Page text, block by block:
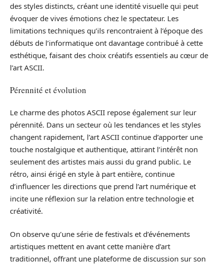
des styles distincts, créant une identité visuelle qui peut
évoquer de vives émotions chez le spectateur. Les
limitations techniques qu’ils rencontraient à l’époque des
débuts de l’informatique ont davantage contribué à cette
esthétique, faisant des choix créatifs essentiels au cœur de
l’art ASCII.
Pérennité et évolution
Le charme des photos ASCII repose également sur leur
pérennité. Dans un secteur où les tendances et les styles
changent rapidement, l’art ASCII continue d’apporter une
touche nostalgique et authentique, attirant l’intérêt non
seulement des artistes mais aussi du grand public. Le
rétro, ainsi érigé en style à part entière, continue
d’influencer les directions que prend l’art numérique et
incite une réflexion sur la relation entre technologie et
créativité.
On observe qu’une série de festivals et d’événements
artistiques mettent en avant cette manière d’art
traditionnel, offrant une plateforme de discussion sur son